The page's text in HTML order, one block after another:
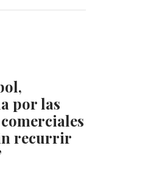
por las
recurrir